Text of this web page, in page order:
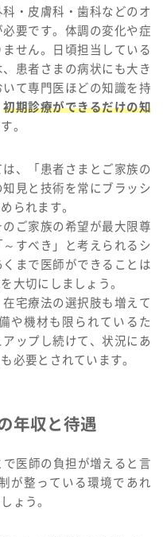
・皮膚科・歯科などのオ
要です。体調の変化や症
せん。日頃担当している
患者さまの病状にも大き
て専門医ほどの知識を持
初期診療ができるだけの知
。
、「患者さまとご家族の
見と技術を常にブラッシ
られます。
ご家族の希望が最大限尊
すべき」と考えられるシ
まで医師ができることは
大切にしましょう。
宅療法の選択肢も増えて
や機材も限られているた
ップし続けて、状況にあ
必要とされています。
年収と待遇
医師の負担が増えると言
が整っている環境であれ
ょう。